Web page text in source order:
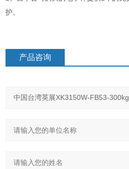
护。
产品咨询